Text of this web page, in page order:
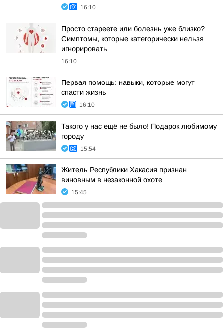
16:10
Просто стареете или болезнь уже близко?
Симптомы, которые категорически нельзя
игнорировать
16:10
Первая помощь: навыки, которые могут
спасти жизнь
16:10
Такого у нас ещё не было! Подарок любимому
городу
15:54
Житель Республики Хакасия признан
виновным в незаконной охоте
15:45